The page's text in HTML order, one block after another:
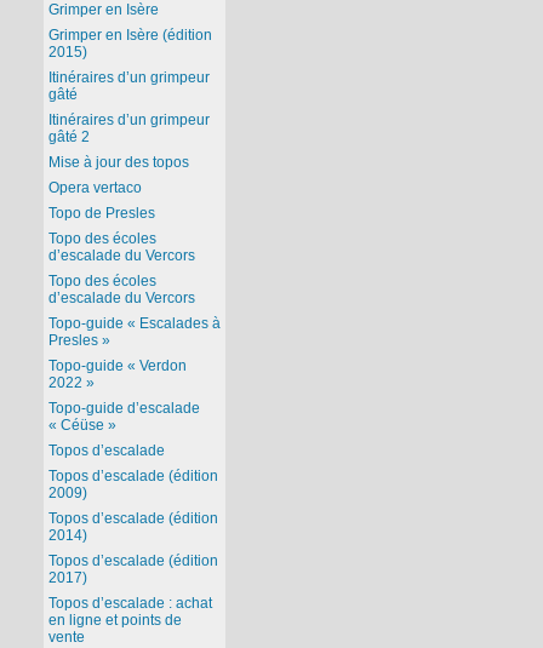
Grimper en Isère
Grimper en Isère (édition
2015)
Itinéraires d’un grimpeur
gâté
Itinéraires d’un grimpeur
gâté 2
Mise à jour des topos
Opera vertaco
Topo de Presles
Topo des écoles
d’escalade du Vercors
Topo des écoles
d’escalade du Vercors
Topo-guide « Escalades à
Presles »
Topo-guide « Verdon
2022 »
Topo-guide d’escalade
« Céüse »
Topos d’escalade
Topos d’escalade (édition
2009)
Topos d’escalade (édition
2014)
Topos d’escalade (édition
2017)
Topos d’escalade : achat
en ligne et points de
vente